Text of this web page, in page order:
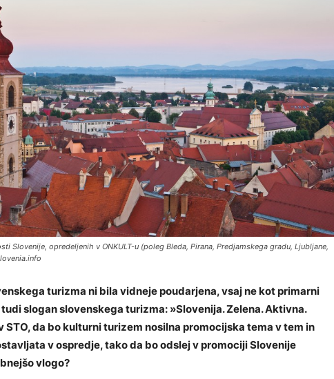
Slovenije, opredeljenih v ONKULT-u (poleg Bleda, Pirana, Predjamskega gradu, Ljubljane,
turizma ni bila vidneje poudarjena, vsaj ne kot primarni
slogan slovenskega turizma: »Slovenija. Zelena. Aktivna.
STO, da bo kulturni turizem nosilna promocijska tema v tem in
v ospredje, tako da bo odslej v promociji Slovenije
vlogo?